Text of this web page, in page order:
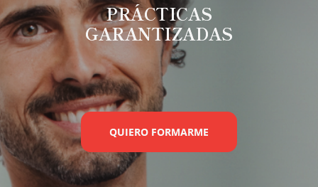
PRÁCTICAS
GARANTIZADAS
QUIERO FORMARME